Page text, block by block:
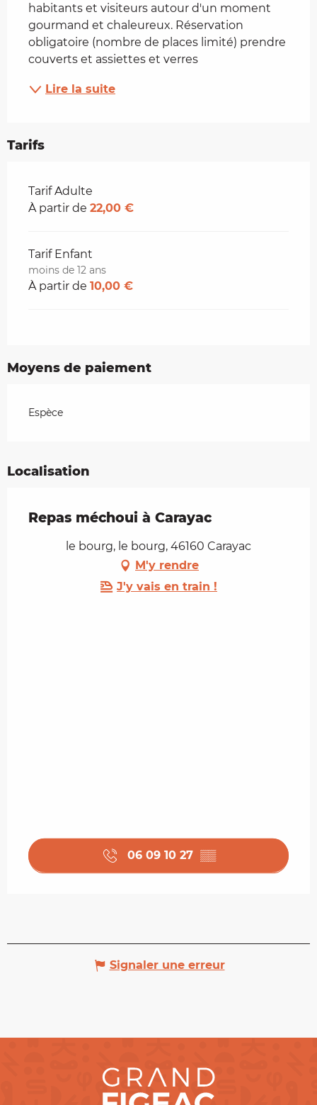
habitants et visiteurs autour d'un moment
gourmand et chaleureux. Réservation
obligatoire (nombre de places limité) prendre
couverts et assiettes et verres
Lire la suite
Tarifs
Tarifs 2026
Tarif Adulte
À partir de 22,00 €
Tarif Enfant
moins de 12 ans
À partir de 10,00 €
Moyens de paiement
Espèce
Localisation
Repas méchoui à Carayac
le bourg, le bourg, 46160 Carayac
M'y rendre
J'y vais en train !
06 09 10 27 ▒▒
Signaler une erreur